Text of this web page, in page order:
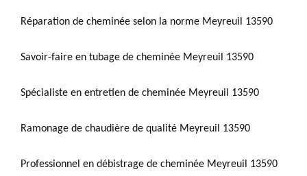
Réparation de cheminée selon la norme Meyreuil 13590
Savoir-faire en tubage de cheminée Meyreuil 13590
Spécialiste en entretien de cheminée Meyreuil 13590
Ramonage de chaudière de qualité Meyreuil 13590
Professionnel en débistrage de cheminée Meyreuil 13590